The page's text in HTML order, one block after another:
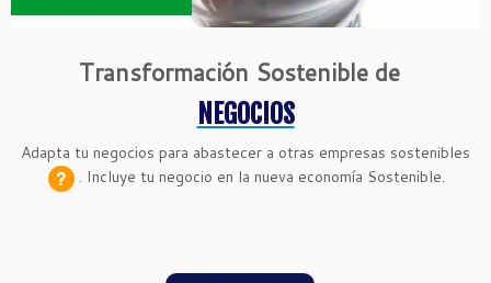
Transformación Sostenible de
NEGOCIOS
Adapta tu negocios para abastecer a otras empresas sostenibles
. Incluye tu negocio en la nueva economía Sostenible.